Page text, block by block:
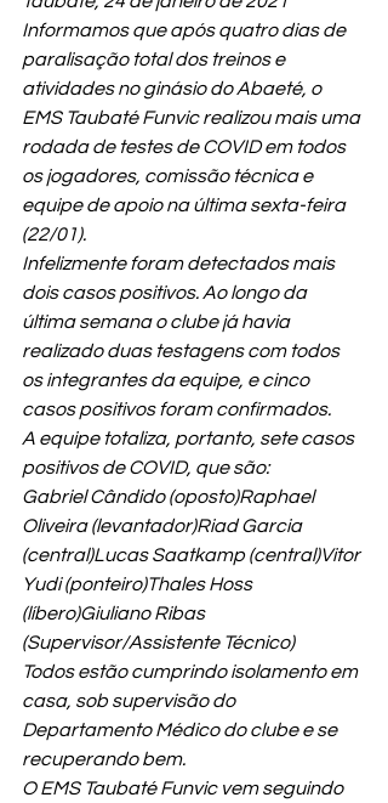
Informamos que após quatro dias de
paralisação total dos treinos e
atividades no ginásio do Abaeté, o
EMS Taubaté Funvic realizou mais uma
rodada de testes de COVID em todos
os jogadores, comissão técnica e
equipe de apoio na última sexta-feira
(22/01).
Infelizmente foram detectados mais
dois casos positivos. Ao longo da
última semana o clube já havia
realizado duas testagens com todos
os integrantes da equipe, e cinco
casos positivos foram confirmados.
A equipe totaliza, portanto, sete casos
positivos de COVID, que são:
Gabriel Cândido (oposto)Raphael
Oliveira (levantador)Riad Garcia
(central)Lucas Saatkamp (central)Vitor
Yudi (ponteiro)Thales Hoss
(líbero)Giuliano Ribas
(Supervisor/Assistente Técnico)
Todos estão cumprindo isolamento em
casa, sob supervisão do
Departamento Médico do clube e se
recuperando bem.
O EMS Taubaté Funvic vem seguindo